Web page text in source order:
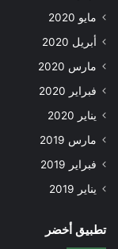
مايو 2020
أبريل 2020
مارس 2020
فبراير 2020
يناير 2020
مارس 2019
فبراير 2019
يناير 2019
تطبيق أخضر